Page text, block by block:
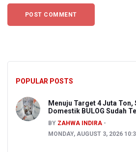
POPULAR POSTS
Menuju Target 4 Juta Ton,
Domestik BULOG Sudah
BY ZAHWA INDIRA
MONDAY, AUGUST 3, 2026